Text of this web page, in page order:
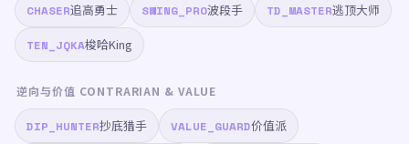
CHASER追高勇士 SWING_PRO波段手 TD_MASTER逃顶大师
TEN_JQKA梭哈King
逆向与价值 CONTRARIAN & VALUE
DIP_HUNTER抄底猎手 VALUE_GUARD价值派